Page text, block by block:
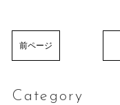
前ページ
Category